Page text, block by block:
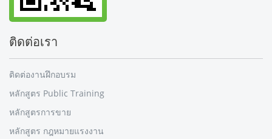
ติดต่อเรา
ติดต่องานฝึกอบรม
หลักสูตร Public Training
หลักสูตรการขาย
หลักสูตร กฎหมายแรงงาน